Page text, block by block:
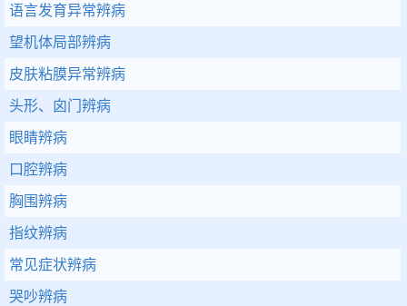
语言发育异常辨病
望机体局部辨病
皮肤粘膜异常辨病
头形、囟门辨病
眼睛辨病
口腔辨病
胸围辨病
指纹辨病
常见症状辨病
哭吵辨病